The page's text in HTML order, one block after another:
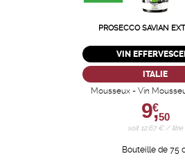
PROSECCO SAVIAN
VIN
ITALIE
Mousseux - Vin
9,
€
50
soit 12,67 € / litre
Bouteille de 75